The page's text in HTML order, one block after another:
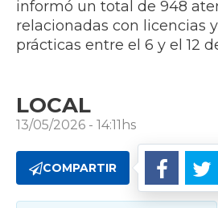
informó un total de 948
relacionadas con licencias
prácticas entre el 6 y el 12
LOCAL
13/05/2026 - 14:11hs
COMPARTIR